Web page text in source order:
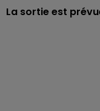
La sortie est